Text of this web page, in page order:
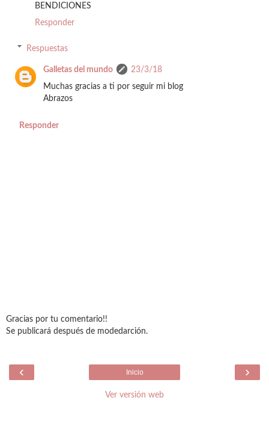
BENDICIONES
Responder
Respuestas
Galletas del mundo
23/3/18
Muchas gracias a ti por seguir mi blog
Abrazos
Responder
Gracias por tu comentario!!
Se publicará después de modedarción.
‹ ›
Inicio
Ver versión web